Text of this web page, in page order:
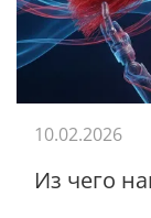
Из чего
10.02.2026